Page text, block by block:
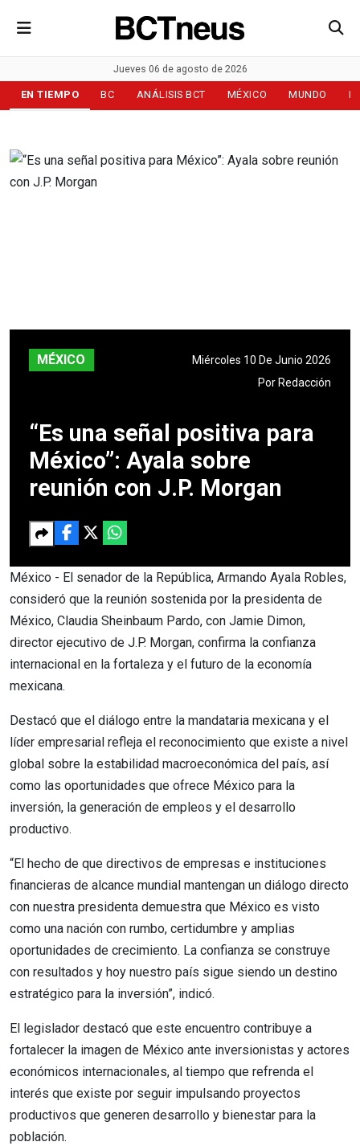
Jueves 06 de agosto de 2026
EN TIEMPO BC ANÁLISIS BCT MÉXICO MUNDO
MÉXICO
Miércoles 10 De Junio 2026
Por Redacción
“Es una señal positiva para
México”: Ayala sobre
reunión con J.P. Morgan
México - El senador de la República, Armando Ayala Robles,
consideró que la reunión sostenida por la presidenta de
México, Claudia Sheinbaum Pardo, con Jamie Dimon,
director ejecutivo de J.P. Morgan, confirma la confianza
internacional en la fortaleza y el futuro de la economía
mexicana.
Destacó que el diálogo entre la mandataria mexicana y el
líder empresarial refleja el reconocimiento que existe a nivel
global sobre la estabilidad macroeconómica del país, así
como las oportunidades que ofrece México para la
inversión, la generación de empleos y el desarrollo
productivo.
“El hecho de que directivos de empresas e instituciones
financieras de alcance mundial mantengan un diálogo directo
con nuestra presidenta demuestra que México es visto
como una nación con rumbo, certidumbre y amplias
oportunidades de crecimiento. La confianza se construye
con resultados y hoy nuestro país sigue siendo un destino
estratégico para la inversión”, indicó.
El legislador destacó que este encuentro contribuye a
fortalecer la imagen de México ante inversionistas y actores
económicos internacionales, al tiempo que refrenda el
interés que existe por seguir impulsando proyectos
productivos que generen desarrollo y bienestar para la
población.